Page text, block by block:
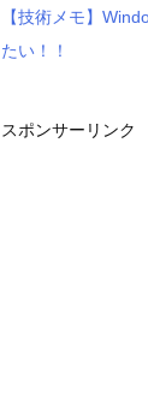
【技術メモ】
たい！！
スポンサーリンク